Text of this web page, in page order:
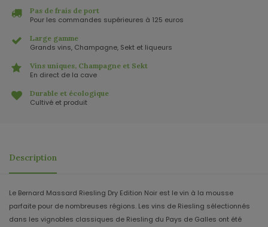
Pas de frais de port
Pour les commandes supérieures à 125 euros
Large gamme
Grands vins, Champagne, Sekt et liqueurs
Vins uniques, Champagne et Sekt
En direct de la cave
Durable et écologique
Cultivé et produit
Description
Le Bernard Massard Riesling Dry Edition Noir est le vin à la mousse
parfaite pour de nombreuses régions. Les vins de Riesling sélectionnés
dans les vignobles classiques de Riesling du Pays de Galles ont été